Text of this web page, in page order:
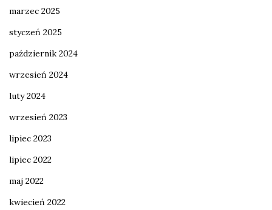
marzec 2025
styczeń 2025
październik 2024
wrzesień 2024
luty 2024
wrzesień 2023
lipiec 2023
lipiec 2022
maj 2022
kwiecień 2022